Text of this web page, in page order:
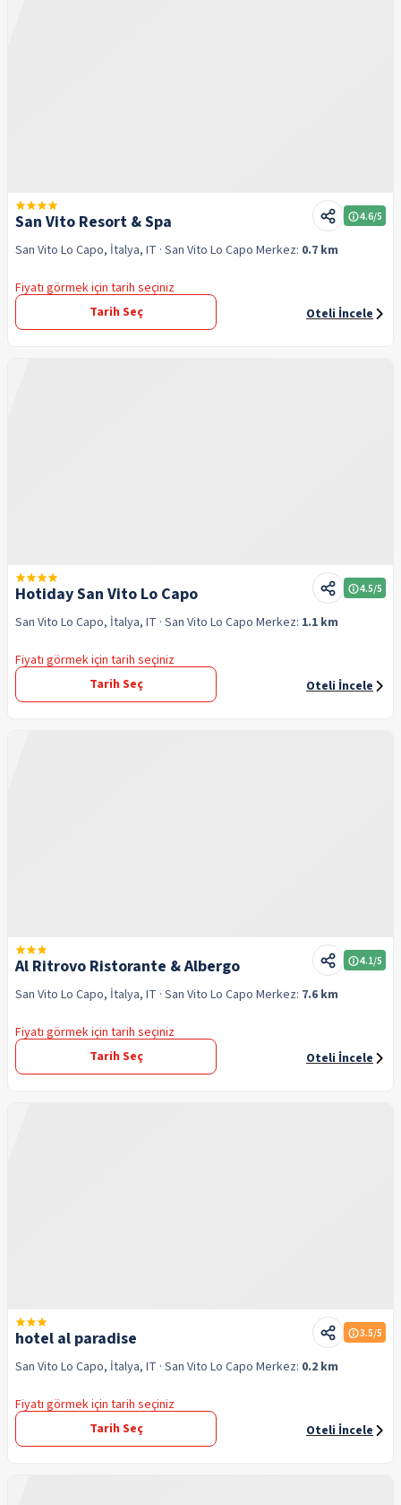
San Vito Resort & Spa 4.6/5
San Vito Lo Capo, İtalya, IT · San Vito Lo Capo Merkez: 0.7 km
Fiyatı görmek için tarih seçiniz
Tarih Seç
Oteli İncele
Hotiday San Vito Lo Capo 4.5/5
San Vito Lo Capo, İtalya, IT · San Vito Lo Capo Merkez: 1.1 km
Fiyatı görmek için tarih seçiniz
Tarih Seç
Oteli İncele
Al Ritrovo Ristorante & Albergo 4.1/5
San Vito Lo Capo, İtalya, IT · San Vito Lo Capo Merkez: 7.6 km
Fiyatı görmek için tarih seçiniz
Tarih Seç
Oteli İncele
hotel al paradise 3.5/5
San Vito Lo Capo, İtalya, IT · San Vito Lo Capo Merkez: 0.2 km
Fiyatı görmek için tarih seçiniz
Tarih Seç
Oteli İncele